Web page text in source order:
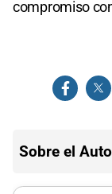
compromiso
Sobre el